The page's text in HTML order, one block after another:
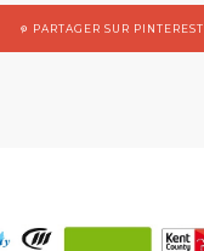
PARTAGER SUR PINTEREST